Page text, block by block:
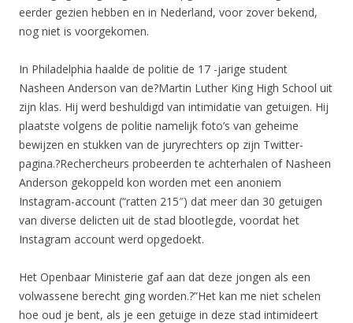
eerder gezien hebben en in Nederland, voor zover bekend,
nog niet is voorgekomen.
In Philadelphia haalde de politie de 17 -jarige student
Nasheen Anderson van de?Martin Luther King High School uit
zijn klas. Hij werd beshuldigd van intimidatie van getuigen. Hij
plaatste volgens de politie namelijk foto’s van geheime
bewijzen en stukken van de juryrechters op zijn Twitter-
pagina.?Rechercheurs probeerden te achterhalen of Nasheen
Anderson gekoppeld kon worden met een anoniem
Instagram-account (“ratten 215″) dat meer dan 30 getuigen
van diverse delicten uit de stad blootlegde, voordat het
Instagram account werd opgedoekt.
Het Openbaar Ministerie gaf aan dat deze jongen als een
volwassene berecht ging worden.?”Het kan me niet schelen
hoe oud je bent, als je een getuige in deze stad intimideert